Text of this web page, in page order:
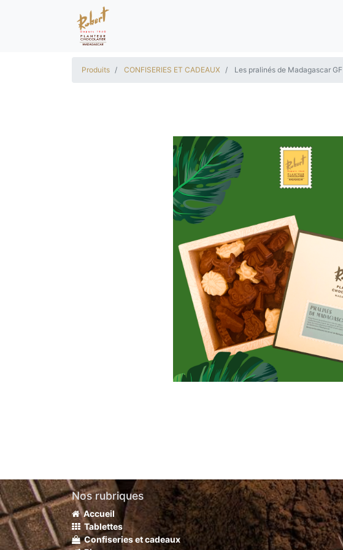
Produits CONFISERIES ET CADEAUX Les pralinés de Madagascar GF
Nos rubriques
Accueil
Tablettes
Confiseries et cadeaux